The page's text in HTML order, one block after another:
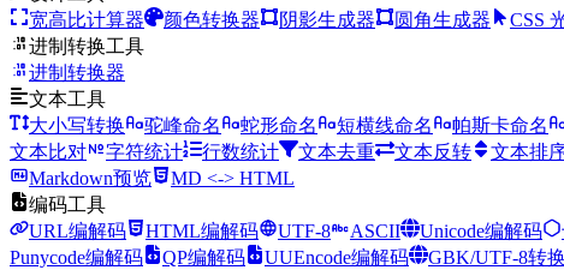
宽高比计算器
颜色转换器 阴影生成器 圆角生成器 CSS
进制转换工具
进制转换器
文本工具
大小写转换
驼峰命名 蛇形命名 短横线命名 帕斯卡命名
文本比对
字符统计 行数统计 文本去重 文本反转 文本排
Markdown预览
MD <-> HTML
编码工具
URL编解码
HTML编解码 UTF-8 ASCII Unicode编解码
Punycode编解码
QP编解码 UUEncode编解码 GBK/UTF-8转换